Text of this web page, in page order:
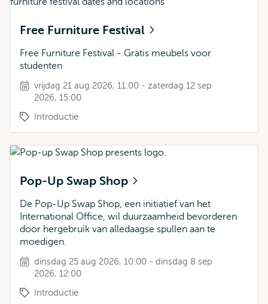
Free Furniture Festival
Free Furniture Festival - Gratis meubels voor
studenten
vrijdag 21 aug 2026, 11:00 - zaterdag 12 sep
2026, 15:00
Introductie
Pop-Up Swap Shop
De Pop-Up Swap Shop, een initiatief van het
International Office, wil duurzaamheid bevorderen
door hergebruik van alledaagse spullen aan te
moedigen.
dinsdag 25 aug 2026, 10:00 - dinsdag 8 sep
2026, 12:00
Introductie